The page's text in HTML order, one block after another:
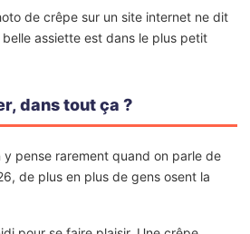
de crêpe sur un site internet ne dit
assiette est dans le plus petit
dans tout ça ?
y pense rarement quand on parle de
de plus en plus de gens osent la